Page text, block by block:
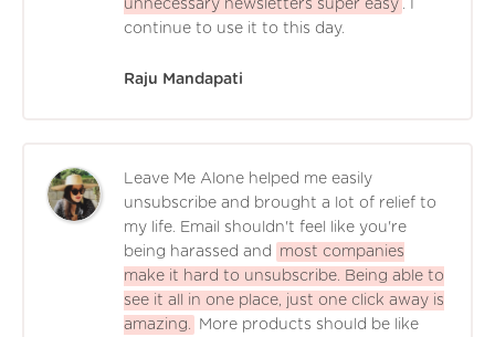
unnecessary newsletters super easy . I
continue to use it to this day.
Raju Mandapati
Leave Me Alone helped me easily
unsubscribe and brought a lot of relief to
my life. Email shouldn't feel like you're
being harassed and
most companies
make it hard to unsubscribe. Being able to
see it all in one place, just one click away is
amazing.
More products should be like